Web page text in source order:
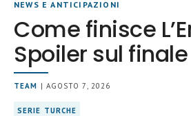
NEWS E ANTICIPAZIONI
Come finisce
Spoiler sul finale
TEAM | AGOSTO 7, 2026
SERIE TURCHE